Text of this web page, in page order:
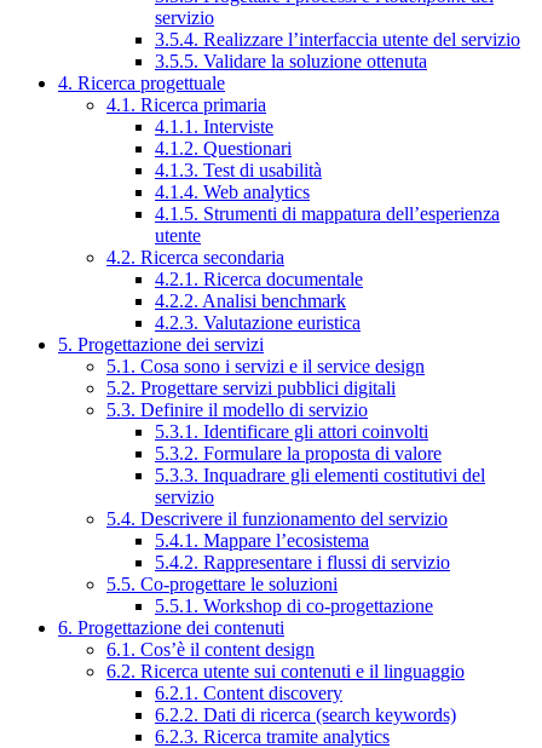
servizio
3.5.4. Realizzare l’interfaccia utente del servizio
3.5.5. Validare la soluzione ottenuta
4. Ricerca progettuale
4.1. Ricerca primaria
4.1.1. Interviste
4.1.2. Questionari
4.1.3. Test di usabilità
4.1.4. Web analytics
4.1.5. Strumenti di mappatura dell’esperienza
utente
4.2. Ricerca secondaria
4.2.1. Ricerca documentale
4.2.2. Analisi benchmark
4.2.3. Valutazione euristica
5. Progettazione dei servizi
5.1. Cosa sono i servizi e il service design
5.2. Progettare servizi pubblici digitali
5.3. Definire il modello di servizio
5.3.1. Identificare gli attori coinvolti
5.3.2. Formulare la proposta di valore
5.3.3. Inquadrare gli elementi costitutivi del
servizio
5.4. Descrivere il funzionamento del servizio
5.4.1. Mappare l’ecosistema
5.4.2. Rappresentare i flussi di servizio
5.5. Co-progettare le soluzioni
5.5.1. Workshop di co-progettazione
6. Progettazione dei contenuti
6.1. Cos’è il content design
6.2. Ricerca utente sui contenuti e il linguaggio
6.2.1. Content discovery
6.2.2. Dati di ricerca (search keywords)
6.2.3. Ricerca tramite analytics